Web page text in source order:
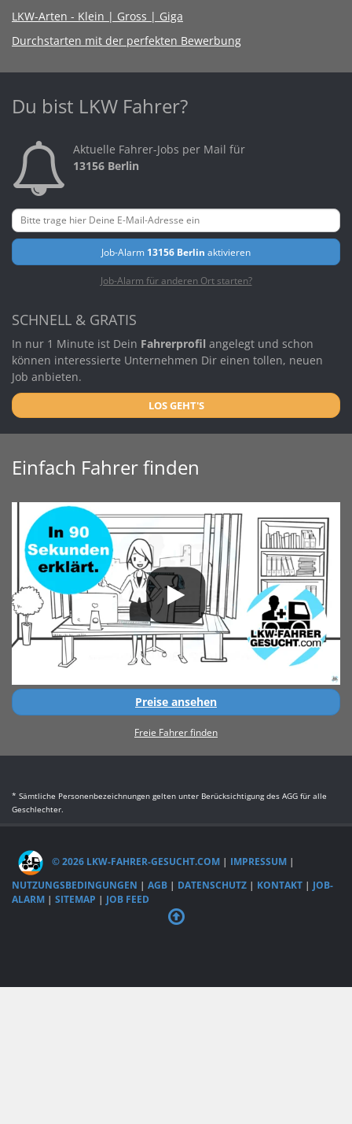
LKW-Arten - Klein | Gross | Giga
Durchstarten mit der perfekten Bewerbung
Du bist LKW Fahrer?
Aktuelle Fahrer-Jobs per Mail für
13156 Berlin
Job-Alarm 13156 Berlin aktivieren
Job-Alarm für anderen Ort starten?
SCHNELL & GRATIS
In nur 1 Minute ist Dein Fahrerprofil angelegt und schon
können interessierte Unternehmen Dir einen tollen, neuen
Job anbieten.
LOS GEHT'S
Einfach Fahrer finden
Preise ansehen
Freie Fahrer finden
* Sämtliche Personenbezeichnungen gelten unter Berücksichtigung des AGG für alle
Geschlechter.
© 2026 LKW-FAHRER-GESUCHT.COM | IMPRESSUM |
NUTZUNGSBEDINGUNGEN | AGB | DATENSCHUTZ | KONTAKT | JOB-
ALARM | SITEMAP | JOB FEED